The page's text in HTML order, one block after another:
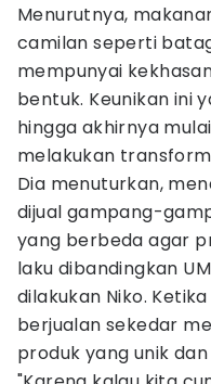
Menurutnya,
camilan seperti
mempunyai
bentuk. Keunikan ini
hingga akhirnya
melakukan
Dia menuturkan,
dijual gampang-
yang berbeda agar
laku dibandingkan
dilakukan Niko.
berjualan sekedar
produk yang unik